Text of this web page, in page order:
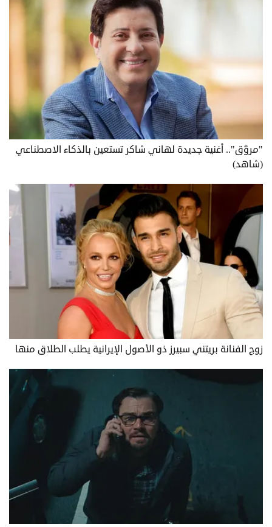
"مروَّق".. أغنية جديدة لهاني شاكر تستعين بالذكاء الاصطناعي
(شاهد)
زوج الفنانة بريتني سبيرز ذو الأصول الإيرانية يطلب الطلاق منها